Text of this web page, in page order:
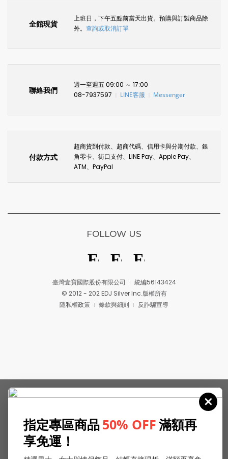
全館現貨
上班日，下午五點前當天出貨。預購與訂製商品除
外。 查詢或取消訂單
聯絡我們
週一至週五 09:00 ～ 17:00
08-7937597
LINE客服 Messenger
付款方式
超商貨到付款、超商代碼、信用卡與分期付款、銀
角零卡、街口支付、LINE Pay、Apple Pay、
ATM、PayPal
臺灣壹寶國際股份有限公司
統編56143424
© 2012 - 202 EDJ Silver Inc.版權所有
隱私權政策
條款與細則 反詐騙宣導
FOLLOW US
指定專區商品50% OFF滿額再
享免運！